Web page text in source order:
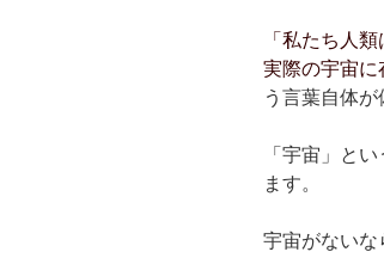
「私たち人
実際の宇宙に
う言葉自体が
「宇宙」と
ます。
宇宙がないな